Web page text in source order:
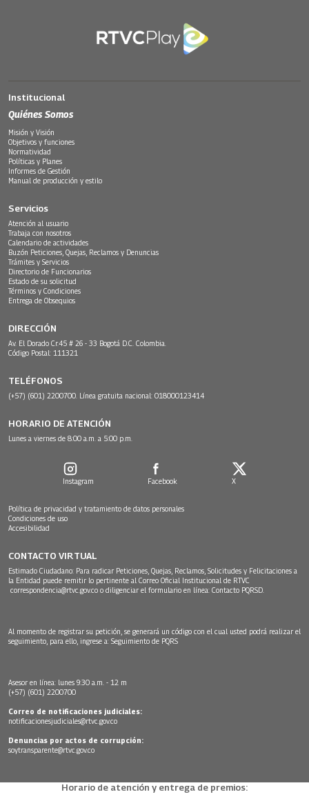
Institucional
Quiénes Somos
Misión y Visión
Objetivos y funciones
Normatividad
Políticas y Planes
Informes de Gestión
Manual de producción y estilo
Servicios
Atención al usuario
Trabaja con nosotros
Calendario de actividades
Buzón Peticiones, Quejas, Reclamos y Denuncias
Trámites y Servicios
Directorio de Funcionarios
Estado de su solicitud
Términos y Condiciones
Entrega de Obsequios
DIRECCIÓN
Av. El Dorado Cr.45 # 26 - 33 Bogotá D.C. Colombia.
Código Postal: 111321
TELÉFONOS
(+57) (601) 2200700. Línea gratuita nacional: 018000123414
HORARIO DE ATENCIÓN
Lunes a viernes de 8:00 a.m. a 5:00 p.m.
Instagram Facebook X
Política de privacidad y tratamiento de datos personales
Condiciones de uso
Accesibilidad
CONTACTO VIRTUAL
Estimado Ciudadano: Para radicar Peticiones, Quejas, Reclamos, Solicitudes y Felicitaciones a
la Entidad puede remitir lo pertinente al Correo Oficial Institucional de RTVC
correspondencia@rtvc.gov.co o diligenciar el formulario en línea: Contacto PQRSD.
Al momento de registrar su petición, se generará un código con el cual usted podrá realizar el
seguimiento, para ello, ingrese a: Seguimiento de PQRS
Asesor en línea: lunes 9:30 a.m. - 12 m
(+57) (601) 2200700
Correo de notificaciones judiciales:
notificacionesjudiciales@rtvc.gov.co
Denuncias por actos de corrupción:
soytransparente@rtvc.gov.co
Horario de atención y entrega de premios: